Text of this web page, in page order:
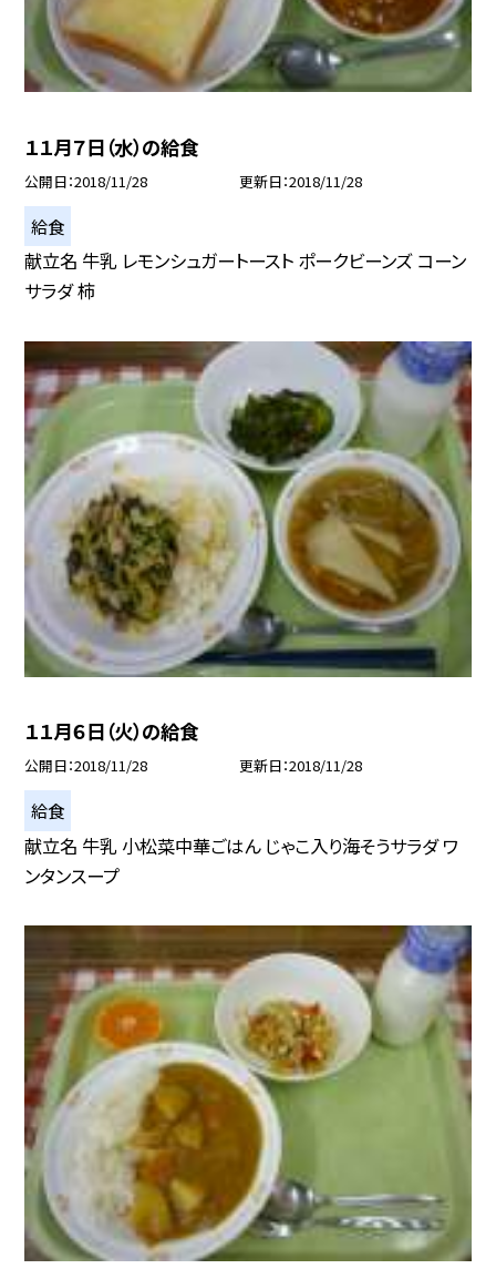
１１月７日（水）の給食
公開日 2018/11/28 更新日 2018/11/28
給食
献立名 牛乳 レモンシュガートースト ポークビーンズ コーン
サラダ 柿
１１月６日（火）の給食
公開日 2018/11/28 更新日 2018/11/28
給食
献立名 牛乳 小松菜中華ごはん じゃこ入り海そうサラダ ワ
ンタンスープ